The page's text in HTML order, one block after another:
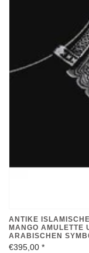
ANTIKE
MANGO AMULETTE
ARABISCHEN
€395,00 *